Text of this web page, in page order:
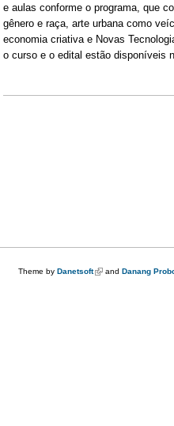
e aulas conforme o programa, que
gênero e raça, arte urbana como
economia criativa e Novas
o curso e o edital estão disponíveis
Theme by Danetsoft(link is external)
and Danang